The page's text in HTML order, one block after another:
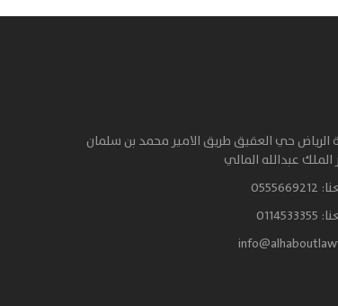
الرياض حي العقيق طريق الامير محمد بن سلمان
الملك عبدالله المالي
0555669212
0114533355